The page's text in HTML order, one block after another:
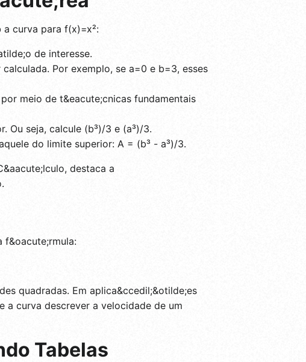
a curva para f(x)=x²:
de interesse.
Por exemplo, se a=0 e b=3, esses
meio de t&eacute;cnicas fundamentais
Ou seja, calcule (b³)/3 e (a³)/3.
do limite superior: A = (b³ - a³)/3.
destaca a
f&oacute;rmula:
quadradas. Em aplica&ccedil;&otilde;es
a curva descrever a velocidade de um
Tabelas